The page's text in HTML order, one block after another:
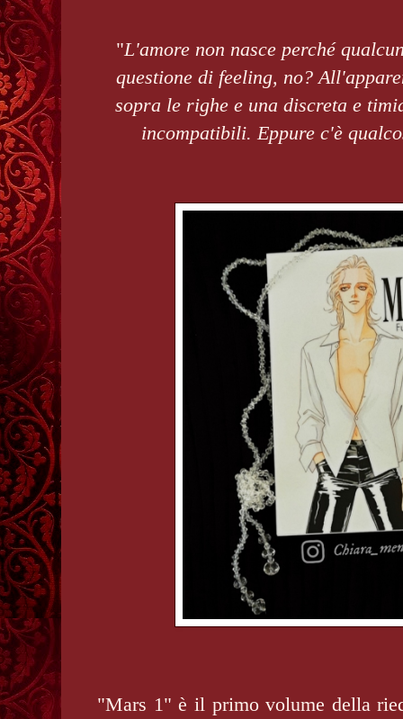
"L'amore non nasce perché
questione di feeling, no?
sopra le righe e una discreta e
incompatibili. Eppure c'è
"Mars 1" è il primo volume della